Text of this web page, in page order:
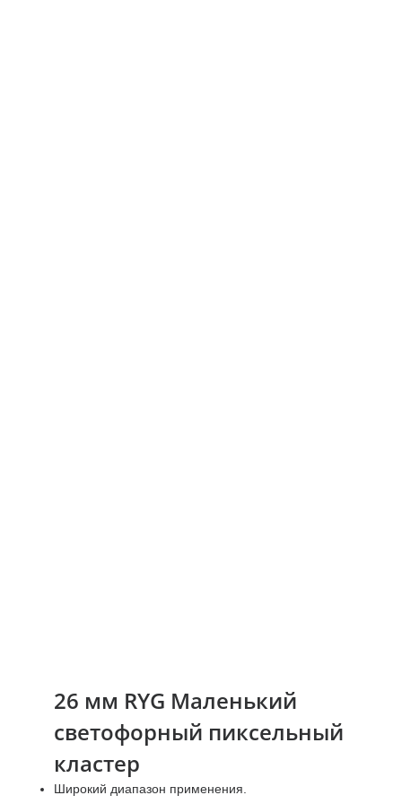
26 мм RYG Маленький
светофорный пиксельный
кластер
Широкий диапазон применения.